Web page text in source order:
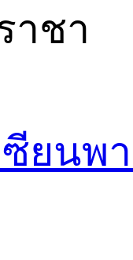
าชา
ซียนพ